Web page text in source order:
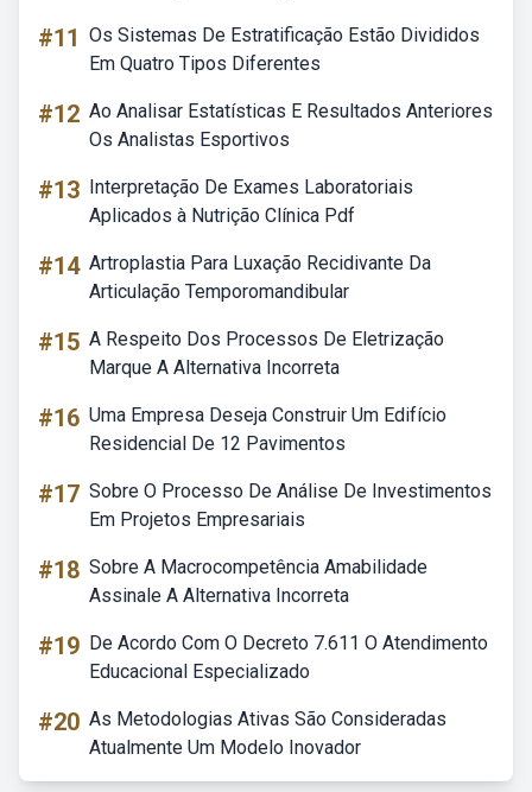
#11 Os Sistemas De Estratificação Estão Divididos
Em Quatro Tipos Diferentes
#12 Ao Analisar Estatísticas E Resultados Anteriores
Os Analistas Esportivos
#13 Interpretação De Exames Laboratoriais
Aplicados à Nutrição Clínica Pdf
#14 Artroplastia Para Luxação Recidivante Da
Articulação Temporomandibular
#15 A Respeito Dos Processos De Eletrização
Marque A Alternativa Incorreta
#16 Uma Empresa Deseja Construir Um Edifício
Residencial De 12 Pavimentos
#17 Sobre O Processo De Análise De Investimentos
Em Projetos Empresariais
#18 Sobre A Macrocompetência Amabilidade
Assinale A Alternativa Incorreta
#19 De Acordo Com O Decreto 7.611 O Atendimento
Educacional Especializado
#20 As Metodologias Ativas São Consideradas
Atualmente Um Modelo Inovador